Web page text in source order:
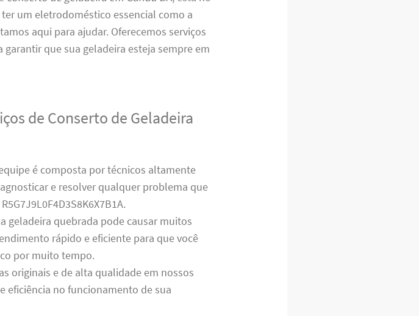
um eletrodoméstico essencial como a
aqui para ajudar. Oferecemos serviços
que sua geladeira esteja sempre em
de Conserto de Geladeira
é composta por técnicos altamente
e resolver qualquer problema que
geladeira quebrada pode causar muitos
rápido e eficiente para que você
por muito tempo.
originais e de alta qualidade em nossos
eficiência no funcionamento de sua